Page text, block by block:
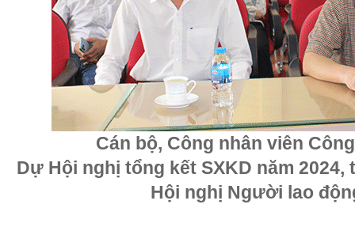
Cán bộ, Công nhân viên
Dự Hội nghị tổng kết SXKD năm 2024,
Hội nghị Người lao